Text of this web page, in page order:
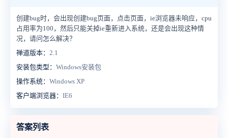
创建bug时，会出现创建bug页面，点击页面，ie浏览器未响应，cpu
占用率为100，然后只能关掉ie重新进入系统，还是会出现这种情
况，请问怎么解决？
禅道版本： 2.1
安装包类型： Windows安装包
操作系统： Windows XP
客户端浏览器： IE6
答案列表